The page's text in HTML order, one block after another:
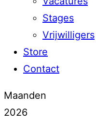
Stages
Vrijwilligers
Store
Contact
Maanden
2026